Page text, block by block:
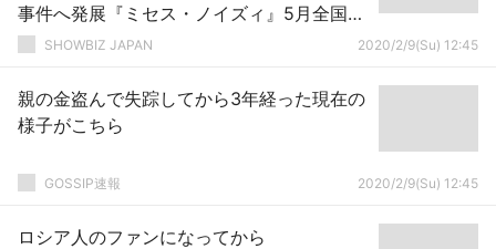
事件へ発展『ミセス・ノイズィ』5月全国公
開 SHOWBIZ JAPAN 2020/2/9(Su) 12:45
親の金盗んで失踪してから3年経った現在の
様子がこちら
GOSSIP速報 2020/2/9(Su) 12:45
ロシア人のファンになってから